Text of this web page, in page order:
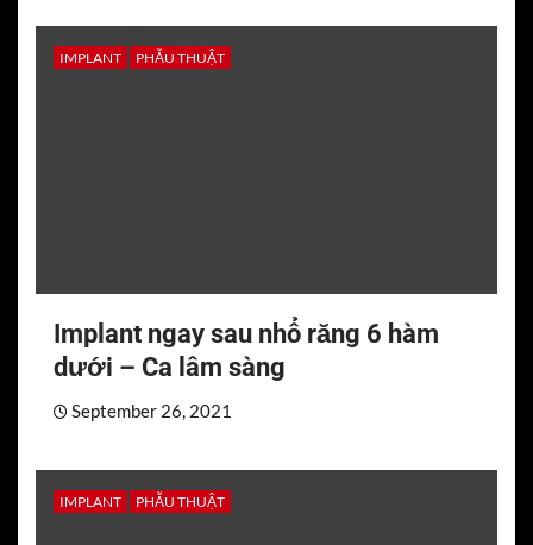
IMPLANT PHẪU THUẬT
Implant ngay sau nhổ răng 6 hàm
dưới – Ca lâm sàng
September 26, 2021
IMPLANT PHẪU THUẬT